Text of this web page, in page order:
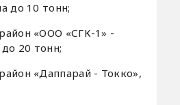
до 10 тонн;
«ООО «СГК-1» -
20 тонн;
«Даппарай - Токко»,